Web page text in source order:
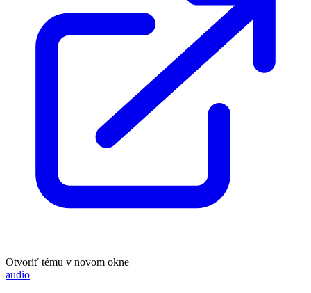
Otvoriť tému v novom okne
audio